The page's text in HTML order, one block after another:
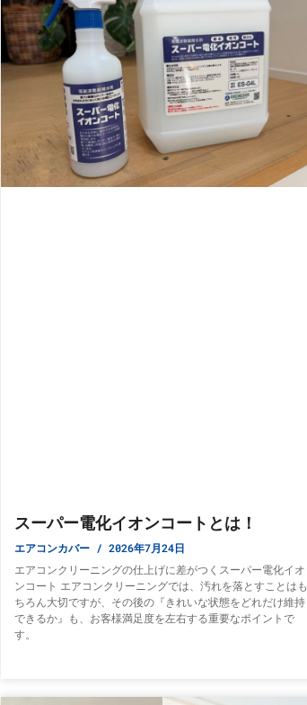
スーパー電化イオンコートとは！
エアコンカバー 2026年7月24日
エアコンクリーニングの仕上げに差がつくスーパー電化イオ
ンコート エアコンクリーニングでは、汚れを落とすことはも
ちろん大切ですが、その後の『きれいな状態をどれだけ維持
できるか』も、お客様満足度を左右する重要なポイントで
す。